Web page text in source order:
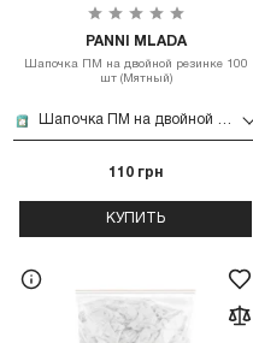
PANNI MLADA
Шапочка ПМ на двойной резинке 100
шт (Мятный)
Шапочка ПМ на двойной резинке 100 шт (Мятный)
110 грн
КУПИТЬ